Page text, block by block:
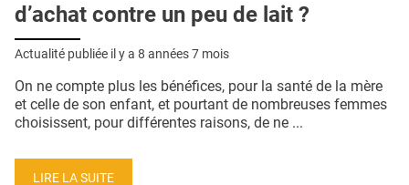
d’achat contre un peu de lait ?
Actualité publiée il y a 8 années 7 mois
On ne compte plus les bénéfices, pour la santé de la mère
et celle de son enfant, et pourtant de nombreuses femmes
choisissent, pour différentes raisons, de ne ...
LIRE LA SUITE